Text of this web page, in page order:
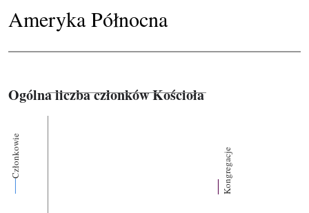
Ameryka Północna
Ogólna liczba członków Kościoła
Członkowie Kongregacje